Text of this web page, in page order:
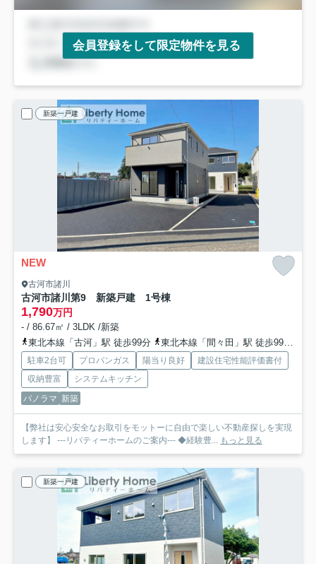
会員登録をして限定物件を見る
新築一戸建
NEW
古河市諸川
古河市諸川第9 新築戸建 1号棟
1,790万円
- / 86.67㎡ / 3LDK /新築
東北本線「古河」駅 徒歩99分
東北本線「間々田」駅 徒歩99分
駐車2台可 プロパンガス 陽当り良好
建設住宅性能評価書付
収納豊富
システムキッチン
パノラマ 新築
【弊社は安心安全なお取引をモットーに自由で楽しい不動産探しを実現
します】 ---リバティーホームのご案内--- ◆経験豊... もっと見る
新築一戸建